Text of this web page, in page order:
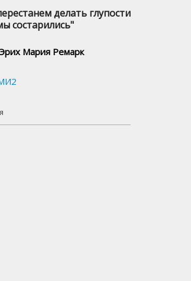
делать глупости
состарились"
Эрих Мария Ремарк